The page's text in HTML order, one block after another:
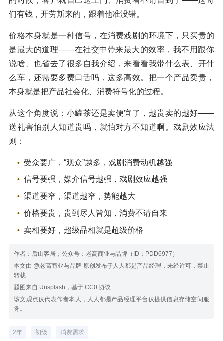
们有钱，开劳斯来的，跟着他准没错。
价格本身就是一种信号，在消费戏剧的环境下，只买贵的
是最大的道理——在社交中带来最大的效率，我不用跟你
说啥、也省去了很多自我介绍，来看看我带什么表、开什
么车，还需要多费口舌吗，这多高效。把一个产品卖贵，
本身就是把产品社会化、消费符号化的过程。
从这个角度说：小罐茶还是卖便宜了，越贵卖的越好——
送礼害怕别人知道贵吗，就怕对方不知道啊。戏剧效应法
则：
受众要广，“观众”越多，戏剧消费动机越强
信号要强，媒介信号越强，戏剧效应越强
渠道要窄，渠道越窄，势能越大
价格要贵，贵到尽人皆知，消费不请自来
卖相要好，超级品相就是超级价格
作者：后山客居；公众号：老高商业与品牌（ID：PDD6977）
本文由 @老高商业与品牌 原创发布于人人都是产品经理，未经许可，禁止
转载
题图来自 Unsplash，基于 CC0 协议
该文观点仅代表作者本人，人人都是产品经理平台仅提供信息存储空间服
务。
2年 初级 消费需求